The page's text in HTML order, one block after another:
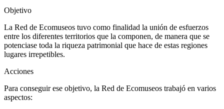
Objetivo
La Red de Ecomuseos tuvo como finalidad la unión de esfuerzos
entre los diferentes territorios que la componen, de manera que se
potenciase toda la riqueza patrimonial que hace de estas regiones
lugares irrepetibles.
Acciones
Para conseguir ese objetivo, la Red de Ecomuseos trabajó en varios
aspectos: